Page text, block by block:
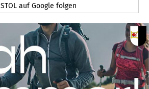
STOL auf Google folgen